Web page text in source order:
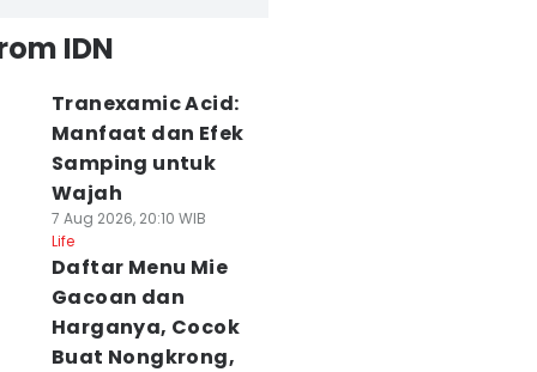
IDN
Tranexamic Acid:
Manfaat dan Efek
Samping untuk
Wajah
7 Aug 2026, 20:10 WIB
Life
Daftar Menu Mie
Gacoan dan
Harganya, Cocok
Buat Nongkrong,